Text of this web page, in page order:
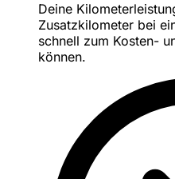
Deine
Zusatzkilometer bei
schnell zum Kosten-
können.